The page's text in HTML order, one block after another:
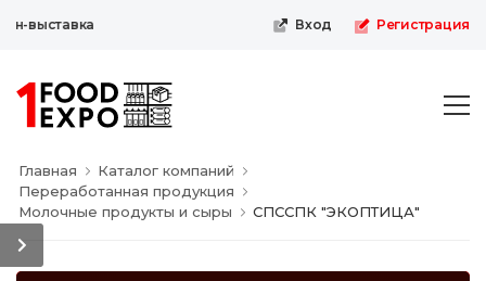
выставка Вход Регистрация
Главная
Каталог компаний
Переработанная продукция
Молочные продукты и сыры
СПССПК "ЭКОПТИЦА"